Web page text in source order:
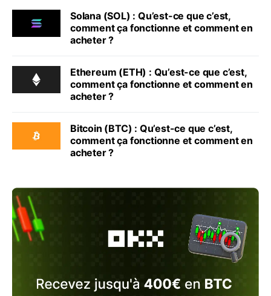
Solana (SOL) : Qu’est-ce que c’est,
comment ça fonctionne et comment en
acheter ?
Ethereum (ETH) : Qu’est-ce que c’est,
comment ça fonctionne et comment en
acheter ?
Bitcoin (BTC) : Qu’est-ce que c’est,
comment ça fonctionne et comment en
acheter ?